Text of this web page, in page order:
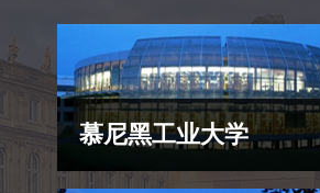
慕尼黑工业大学